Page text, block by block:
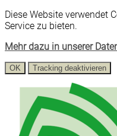
Diese Website verwendet
Service zu bieten.
Mehr dazu in unserer
OK Tracking deaktivieren